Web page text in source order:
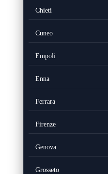
Chieti
Cuneo
Empoli
Enna
Ferrara
Firenze
Genova
Grosseto